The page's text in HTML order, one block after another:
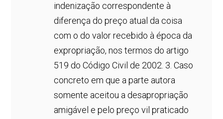
indenização correspondente à
diferença do preço atual da coisa
com o do valor recebido à época da
expropriação, nos termos do artigo
519 do Código Civil de 2002. 3. Caso
concreto em que a parte autora
somente aceitou a desapropriação
amigável e pelo preço vil praticado